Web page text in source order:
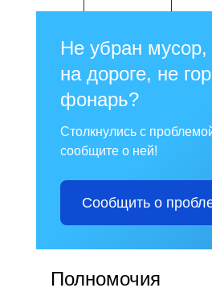
Не убран
на дороге, не
фонарь?
Столкнулись с
сообщите о ней!
Сообщить о
Полномочия